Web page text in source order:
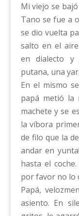
Mi viejo se
Tano se fue a
se dio vuelta
salto en el
en dialecto y
putana, una
En el mismo
papá metió la
machete y se
la víbora
de filo que la
andar en
hasta el
por favor no lo
Papá,
asiento. En